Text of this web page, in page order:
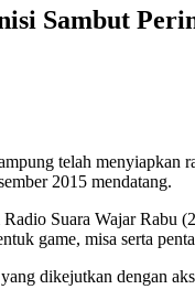
Sambut
telah menyiapkan
2015 mendatang.
Suara Wajar Rabu
game, misa serta
dikejutkan dengan